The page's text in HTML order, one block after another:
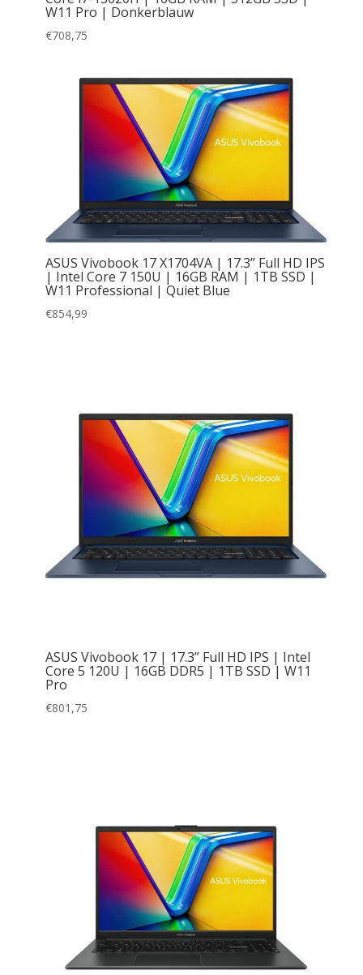
W11 Pro | Donkerblauw
€708,75
ASUS Vivobook 17 X1704VA | 17.3” Full HD IPS
| Intel Core 7 150U | 16GB RAM | 1TB SSD |
W11 Professional | Quiet Blue
€854,99
ASUS Vivobook 17 | 17.3” Full HD IPS | Intel
Core 5 120U | 16GB DDR5 | 1TB SSD | W11
Pro
€801,75